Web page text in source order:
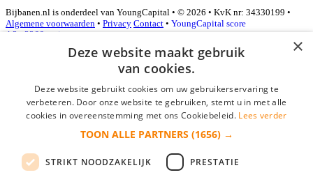
Bijbanen.nl is onderdeel van YoungCapital • © 2026 • KvK nr: 34330199 •
Algemene voorwaarden • Privacy Contact • YoungCapital score
4.3 - 3366 reviews
Inloggen als bedrijf
*
login gegevens onthouden
×
Deze website maakt gebruik
van cookies.
Deze website gebruikt cookies om uw gebruikerservaring te
verbeteren. Door onze website te gebruiken, stemt u in met alle
cookies in overeenstemming met ons Cookiebeleid. Lees verder
TOON ALLE PARTNERS (1656) →
STRIKT NOODZAKELIJK PRESTATIE